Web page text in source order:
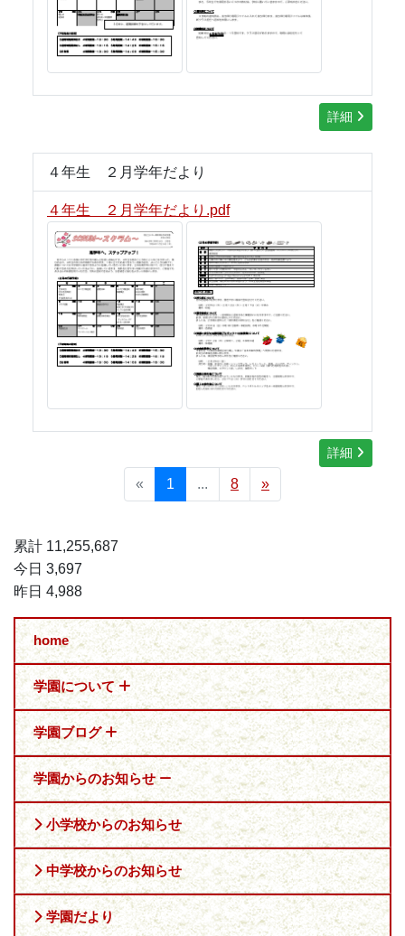
累計 11,255,687
今日 3,697
昨日 4,988
home
学園について
学園ブログ
学園からのお知らせ
小学校からのお知らせ
中学校からのお知らせ
学園だより
詳細
４年生 ２月学年だより
４年生 ２月学年だより.pdf
詳細
« 1 ... 8 »